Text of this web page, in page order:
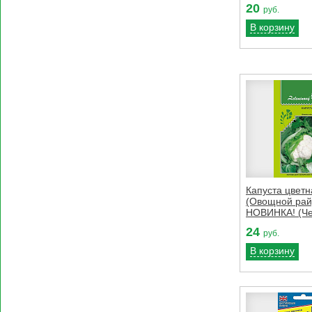
20 руб.
В корзину
Капуста
(Овощной
НОВИНКА!
24 руб.
В корзину